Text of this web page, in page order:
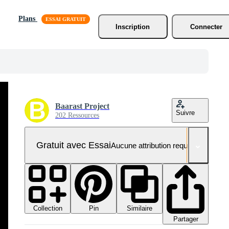
Plans
Inscription
Connecter
Baarast Project
202 Ressources Suivre
Gratuit avec EssaiAucune attribution requise
Collection Pin
Similaire
Partager